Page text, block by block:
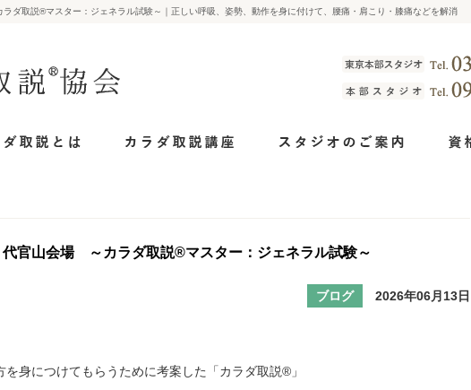
ダ取説®マスター：ジェネラル試験～｜正しい呼吸、姿勢、動作を身に付けて、腰痛・肩こり・膝痛などを解消
代官山会場 ～カラダ取説®マスター：ジェネラル試験～
ブログ 2026年06月13日
身につけてもらうために考案した「カラダ取説®」